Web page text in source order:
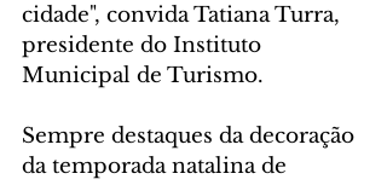
cidade", convida Tatiana Turra,
presidente do Instituto
Municipal de Turismo.
Sempre destaques da decoração
da temporada natalina de